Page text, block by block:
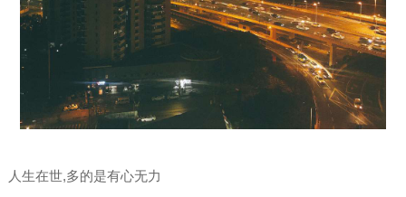
人生在世,多的是有心无力